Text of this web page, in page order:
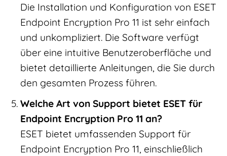
Die Installation und Konfiguration von ESET
Endpoint Encryption Pro 11 ist sehr einfach
und unkompliziert. Die Software verfügt
über eine intuitive Benutzeroberfläche und
bietet detaillierte Anleitungen, die Sie durch
den gesamten Prozess führen.
Welche Art von Support bietet ESET für
Endpoint Encryption Pro 11 an?
ESET bietet umfassenden Support für
Endpoint Encryption Pro 11, einschließlich